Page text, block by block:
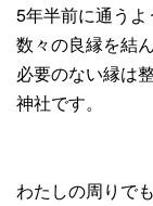
5年半前に通うよ
数々の良縁を結
必要のない縁は
神社です。
わたしの周りでも